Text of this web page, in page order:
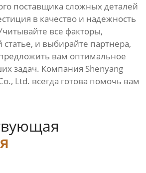
поставщика сложных деталей
в качество и надежность
все факторы,
и выбирайте партнера,
вам оптимальное
задач. Компания Shenyang
Ltd. всегда готова помочь вам